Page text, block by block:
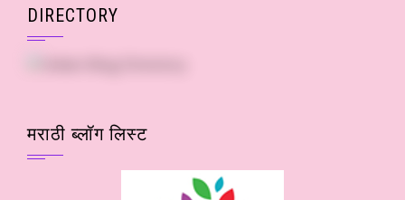
DIRECTORY
मराठी ब्लॉग लिस्ट